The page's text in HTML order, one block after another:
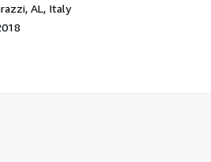
AL, Italy